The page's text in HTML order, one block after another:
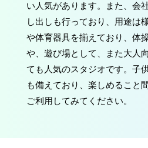
い人気があります。また、会
し出しも行っており、用途は
や体育器具を揃えており、体
や、遊び場として、また大人
ても人気のスタジオです。子
も備えており、楽しめること
ご利用してみてください。